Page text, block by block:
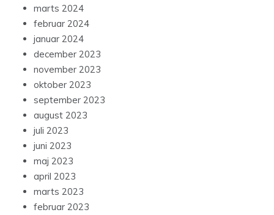
marts 2024
februar 2024
januar 2024
december 2023
november 2023
oktober 2023
september 2023
august 2023
juli 2023
juni 2023
maj 2023
april 2023
marts 2023
februar 2023